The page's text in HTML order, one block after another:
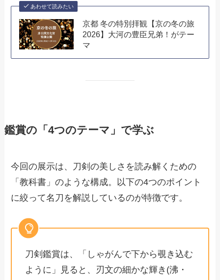
あわせて読みたい
京都 冬の特別拝観【京の冬の旅
2026】大河の豊臣兄弟！がテー
マ
鑑賞の「4つのテーマ」で学ぶ
今回の展示は、刀剣の美しさを読み解くための
「教科書」のような構成。以下の4つのポイント
に絞って名刀を解説しているのが特徴です。
刀剣鑑賞は、「しゃがんで下から覗き込む
ように」見ると、刃文の細かな輝き(沸・